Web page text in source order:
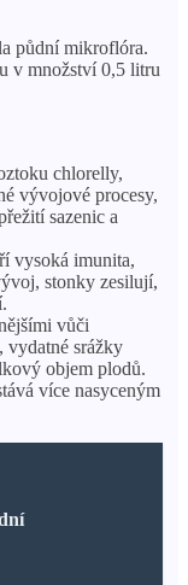
půdní mikroflóra.
v ​​množství 0,5 litru
chlorelly,
vývojové procesy,
sazenic a
vysoká imunita,
stonky zesilují,
vůči
vydatné srážky
objem plodů.
více nasyceným